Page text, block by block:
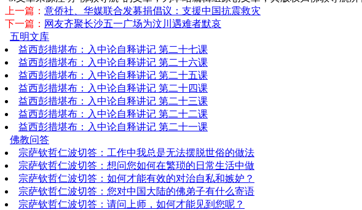
上一篇： 意侨社、华媒联合发募捐倡议：支援中国抗震救灾
下一篇： 网友齐聚长沙五一广场为汶川遇难者默哀
五明文库
益西彭措堪布：入中论自释讲记 第二十七课
益西彭措堪布：入中论自释讲记 第二十六课
益西彭措堪布：入中论自释讲记 第二十五课
益西彭措堪布：入中论自释讲记 第二十四课
益西彭措堪布：入中论自释讲记 第二十三课
益西彭措堪布：入中论自释讲记 第二十二课
益西彭措堪布：入中论自释讲记 第二十一课
佛教问答
宗萨钦哲仁波切答：工作中我总是无法摆脱世俗的做法
宗萨钦哲仁波切答：想问您如何在繁琐的日常生活中做
宗萨钦哲仁波切答：如何才能有效的对治自私和嫉妒？
宗萨钦哲仁波切答：您对中国大陆的佛弟子有什么寄语
宗萨钦哲仁波切答：请问上师，如何才能见到您呢？